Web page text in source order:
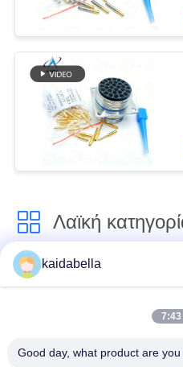
Λαϊκή
Η σειρά MIL-DTL-
Στρογγυλός
kaidabella
7:43
Good day, what product are